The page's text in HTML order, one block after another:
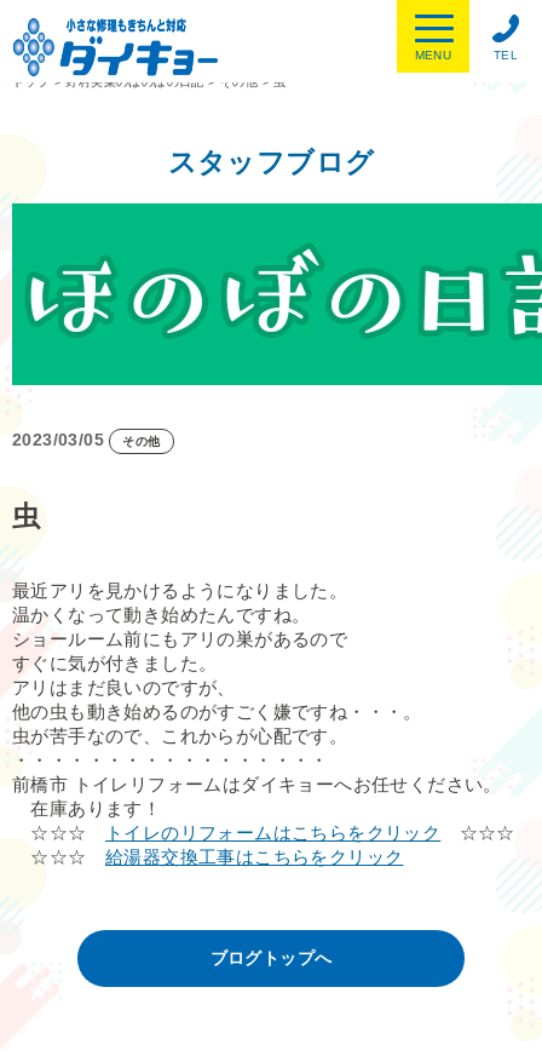
TEL
MENU
トップ
>野村美菜のほのぼの日記 > その他 > 虫
スタッフブログ
2023/03/05 その他
虫
最近アリを見かけるようになりました。
温かくなって動き始めたんですね。
ショールーム前にもアリの巣があるので
すぐに気が付きました。
アリはまだ良いのですが、
他の虫も動き始めるのがすごく嫌ですね・・・。
虫が苦手なので、これからが心配です。
・・・・・・・・・・・・・・・・・
前橋市 トイレリフォームはダイキョーへお任せください。
在庫あります！
☆☆☆
トイレのリフォームはこちらをクリック
☆☆☆
☆☆☆ 給湯器交換工事はこちらをクリック
ブログトップへ